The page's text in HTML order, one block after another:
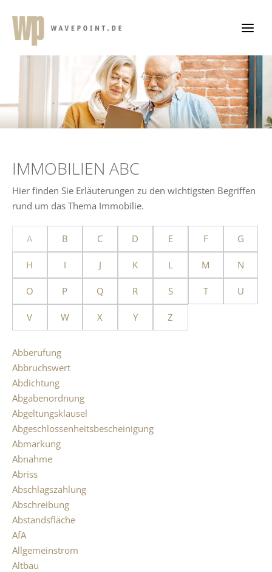
Inhalt
springen
IMMOBILIEN ABC
Hier finden Sie Erläuterungen zu den wichtigsten Begriffen
rund um das Thema Immobilie.
A B C D E F G
H I J K L M N
O P Q R S T U
V W X Y Z
Abberufung
Abbruchswert
Abdichtung
Abgabenordnung
Abgeltungsklausel
Abgeschlossenheitsbescheinigung
Abmarkung
Abnahme
Abriss
Abschlagszahlung
Abschreibung
Abstandsfläche
AfA
Allgemeinstrom
Altbau